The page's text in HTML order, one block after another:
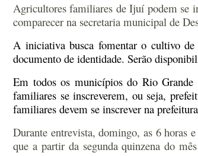
Agricultores familiares de Ijuí podem se
comparecer na secretaria municipal de
A iniciativa busca fomentar o cultivo
documento de identidade. Serão
Em todos os municípios do Rio
familiares se inscreverem, ou seja,
familiares devem se inscrever na
Durante entrevista, domingo, as 6 horas
que a partir da segunda quinzena do